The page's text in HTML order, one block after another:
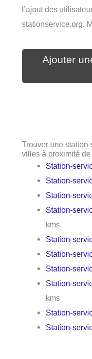
l’ajout des
stationservice.org.
Ajouter
Trouver une
villes à proximité
Station-
Station-
Station-
Station-
kms
Station-
Station-
Station-
Station-
kms
Station-
Station-